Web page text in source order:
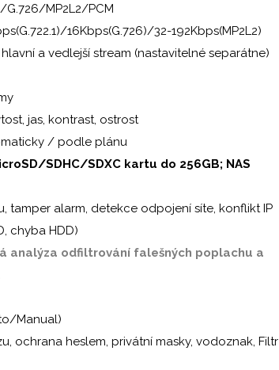
G.726/MP2L2/PCM
16Kbps(G.726)/32-192Kbps(MP2L2)
a vedlejší stream (nastavitelné separátne)
jas, kontrast, ostrost
/ podle plánu
SDHC/SDXC kartu do 256GB; NAS
tamper alarm, detekce odpojení síte, konflikt IP
chyba HDD)
analýza odfiltrování falešných poplachu a
Manual)
ochrana heslem, privátní masky, vodoznak, Filtr